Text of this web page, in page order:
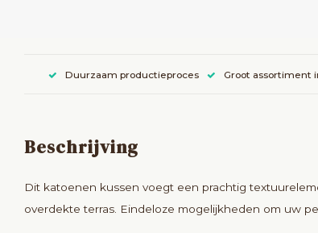
Duurzaam productieproces Groot assortiment
Beschrijving
Dit katoenen kussen voegt een prachtig
overdekte terras. Eindeloze mogelijkheden om uw